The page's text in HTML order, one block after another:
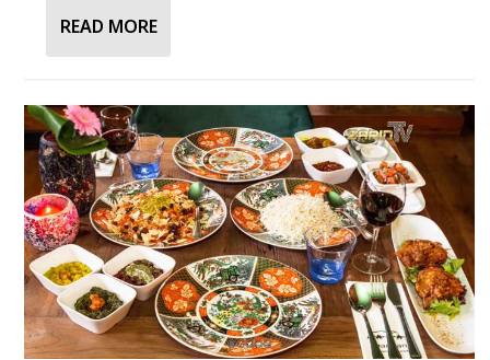
READ MORE